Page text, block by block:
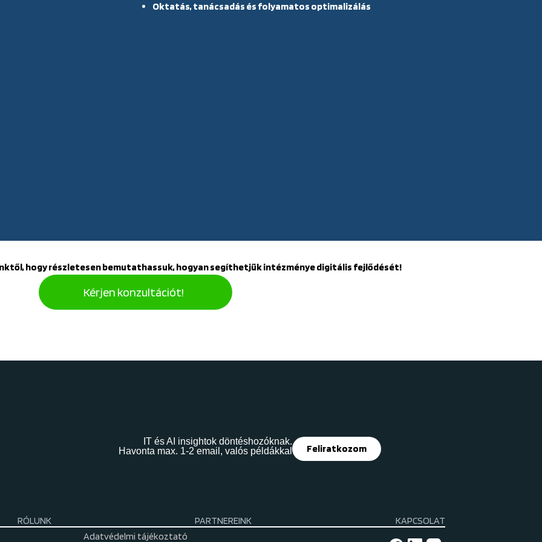
Oktatás, tanácsadás és folyamatos optimalizálás
hogy részletesen bemutathassuk, hogyan segíthetjük intézménye digitális fejlődését!
Kérjen konzultációt!
IT és AI insightok döntéshozóknak.
Havonta max. 1-2 email, valós példákkal
Feliratkozom
RÓLUNK PARTNEREINK
KAPCSOLAT
Adatvédelmi tájékoztató